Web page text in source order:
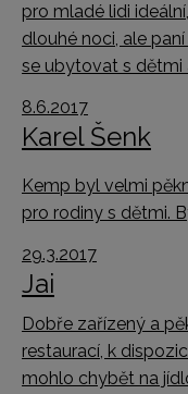
pro mladé lidi
dlouhé noci, ale
se ubytovat s dětmi
8.6.2017
Karel Šenk
Kemp byl velmi
pro rodiny s dětmi.
29.3.2017
Jai
Dobře zařízený a
restaurací, k
mohlo chybět na